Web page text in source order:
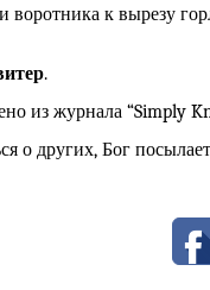
к вырезу
.
из журнала “Simply
о других, Бог